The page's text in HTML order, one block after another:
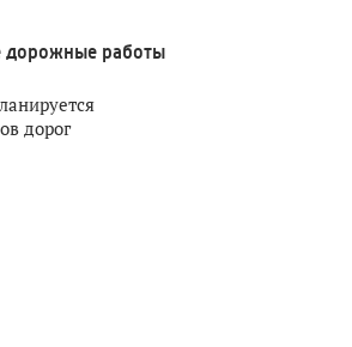
работы
дорог